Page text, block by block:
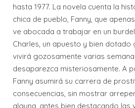
hasta 1977. La novela cuenta la
chica de pueblo, Fanny, que
ve abocada a trabajar en un
Charles, un apuesto y bien dotado
vivirá gozosamente varias
desaparezca misteriosamente. A
Fanny asumirá su carrera de
consecuencias, sin mostrar
alguna, antes bien destacando las